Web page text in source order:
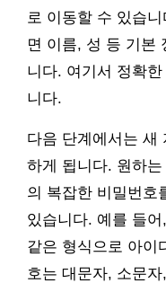
로 이동할 수 있습니
면 이름, 성 등 기본
니다. 여기서 정확
니다.
다음 단계에서는 새
하게 됩니다. 원하
의 복잡한 비밀번호
있습니다. 예를 들어
같은 형식으로 아이
호는 대문자, 소문